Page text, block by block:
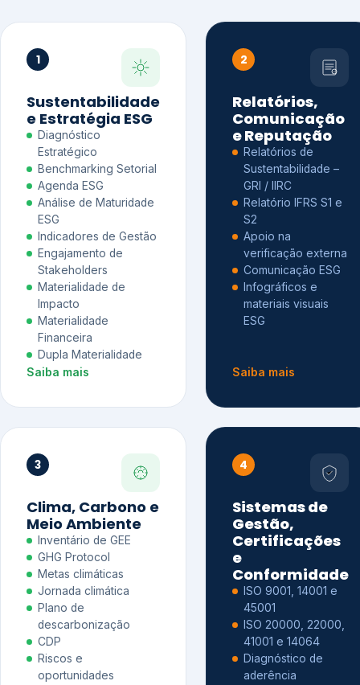
1
Sustentabilidade
e Estratégia ESG
Diagnóstico
Estratégico
Benchmarking Setorial
Agenda ESG
Análise de Maturidade
ESG
Indicadores de Gestão
Engajamento de
Stakeholders
Materialidade de
Impacto
Materialidade
Financeira
Dupla Materialidade
Saiba mais
2
Relatórios,
Comunicação
e Reputação
Relatórios de
Sustentabilidade –
GRI / IIRC
Relatório IFRS S1 e
S2
Apoio na
verificação externa
Comunicação ESG
Infográficos e
materiais visuais
ESG
Saiba mais
3
Clima, Carbono e
Meio Ambiente
Inventário de GEE
GHG Protocol
Metas climáticas
Jornada climática
Plano de
descarbonização
CDP
Riscos e
oportunidades
4
Sistemas de
Gestão,
Certificações
e
Conformidade
ISO 9001, 14001 e
45001
ISO 20000, 22000,
41001 e 14064
Diagnóstico de
aderência